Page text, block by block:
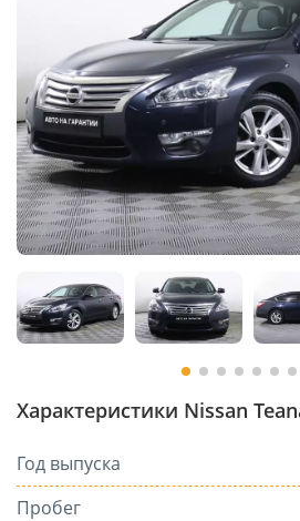
Характеристики Nissan
Год выпуска
Пробег